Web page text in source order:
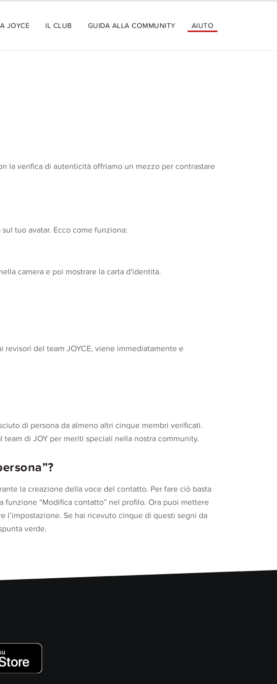
JOYCE IL CLUB GUIDA ALLA COMMUNITY AIUTO
la verifica di autenticità offriamo un mezzo per contrastare
tuo avatar. Ecco come funziona:
camera e poi mostrare la carta d'identità.
del team JOYCE, viene immediatamente e
di persona da almeno altri cinque membri verificati.
team di JOY per meriti speciali nella nostra community.
la creazione della voce del contatto. Per fare ciò basta
“Modifica contatto” nel profilo. Ora puoi mettere
l’impostazione. Se hai ricevuto cinque di questi segni da
verde.